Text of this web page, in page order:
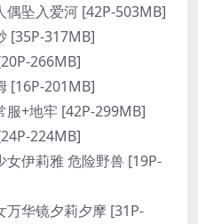
偶坠入爱河 [42P-503MB]
[35P-317MB]
266MB]
[16P-201MB]
服+地牢 [42P-299MB]
224MB]
女伊莉雅 危险野兽 [19P-
万华镜夕莉夕摩 [31P-